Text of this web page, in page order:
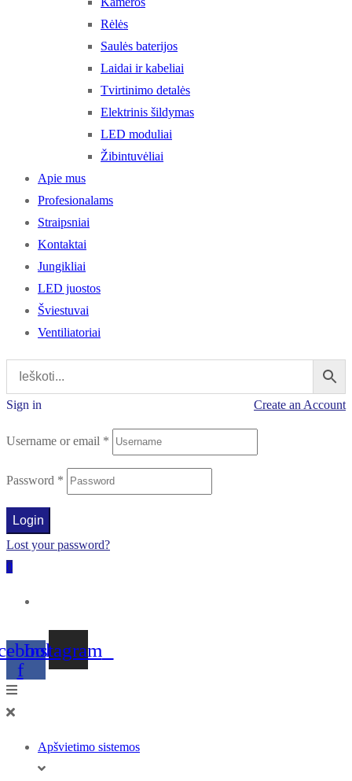
Rėlės
Saulės baterijos
Laidai ir kabeliai
Tvirtinimo detalės
Elektrinis šildymas
LED moduliai
Žibintuvėliai
Apie mus
Profesionalams
Straipsniai
Kontaktai
Jungikliai
LED juostos
Šviestuvai
Ventiliatoriai
Sign in Create an Account
Username or email *
Password *
Login
Lost your password?
0
f
Instagram
Apšvietimo sistemos